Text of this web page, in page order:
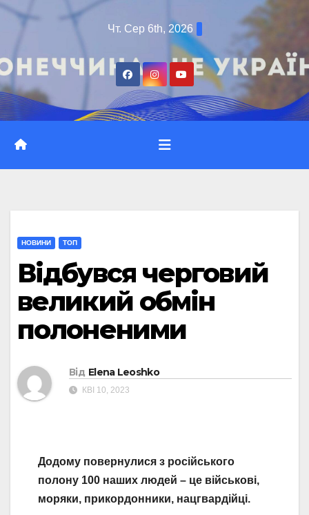
Перейти
Чт. Сер 6th, 2026
НОВИНИ ТОП
Відбувся черговий
великий обмін
полоненими
Від Elena Leoshko
КВІ 10, 2023
Додому повернулися з російського
полону 100 наших людей – це військові,
моряки, прикордонники, нацгвардійці.